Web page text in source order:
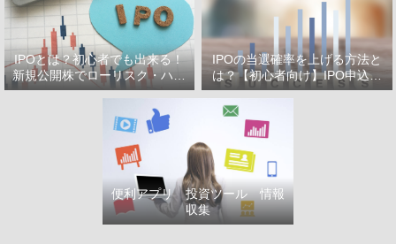
IPOとは？初心者でも出来る！
新規公開株でローリスク・ハイ
リターン投資をはじめよう！
IPOの当選確率を上げる方法と
は？【初心者向け】IPO申込で
選ぶべき証券会社
便利アプリ 投資ツール 情報
収集